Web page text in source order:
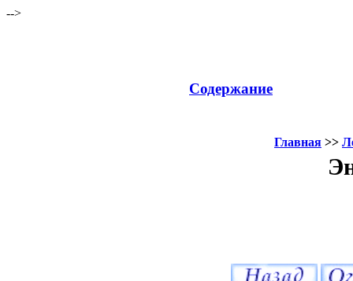
-->
Содержание
Главная >>